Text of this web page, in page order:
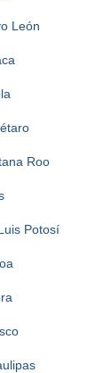
León
Roo
Potosí